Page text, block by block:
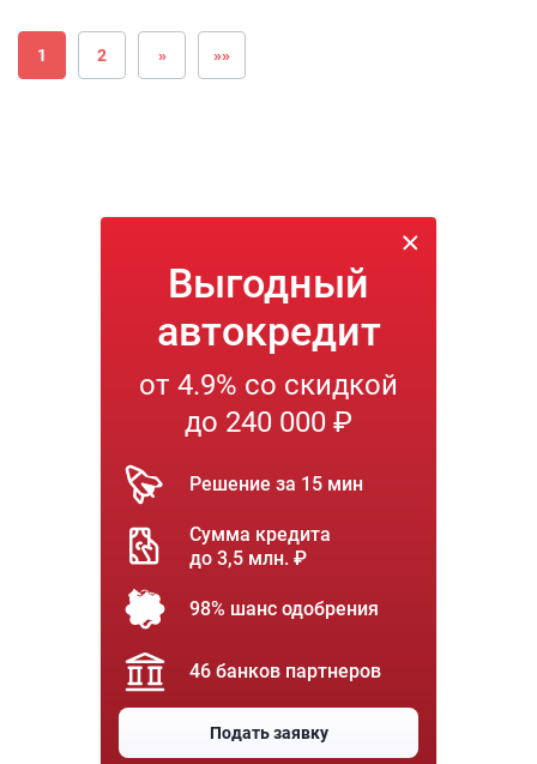
1 2 » »»
Выгодный
автокредит
от 4.9% со скидкой
до 240 000 ₽
Решение за 15 мин
Сумма кредита
до 3,5 млн. ₽
98% шанс одобрения
46 банков партнеров
Подать заявку